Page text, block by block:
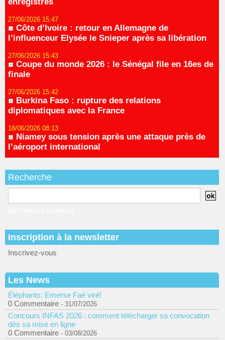
27/06/2026 15:47
Côte d’Ivoire : retour en Allemagne de
l’influenceur Elysée le Snieper après sa libération
27/06/2026 15:43
Coupe du monde 2026 : le Sénégal file en 16es de
finale
27/06/2026 15:42
Burkina Faso : rupture des relations
diplomatiques avec la France
18/06/2026 08:13
Niamey sous tension après une attaque près de
l’aéroport international
Recherche
Inscription à la newsletter
Inscrivez-vous
Les News
Éléphants: Emerse Faé viré!
0 Commentaire - 31/07/2026
Concours INFAS 2026 : comment télécharger sa convocation
dès sa mise en ligne
0 Commentaire - 03/08/2026